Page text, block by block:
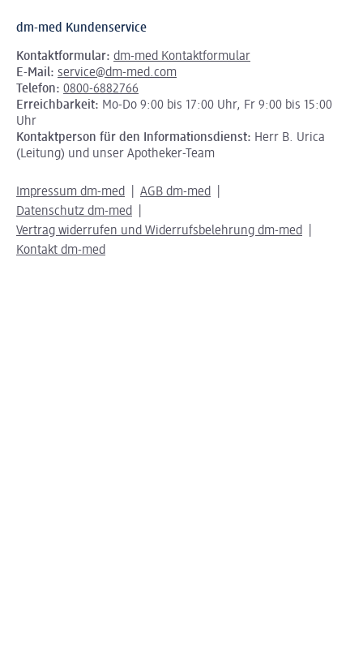
dm-med Kundenservice
Kontaktformular: dm-med Kontaktformular
E-Mail: service@dm-med.com
Telefon: 0800-6882766
Erreichbarkeit: Mo-Do 9:00 bis 17:00 Uhr, Fr 9:00 bis 15:00
Uhr
Kontaktperson für den Informationsdienst: Herr B. Urica
(Leitung) und unser Apotheker-Team
Impressum dm-med
AGB dm-med
Datenschutz dm-med
Vertrag widerrufen und Widerrufsbelehrung dm-med
Kontakt dm-med